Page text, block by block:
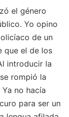
el género
Yo opino
de un
que el de los
introducir la
rompió la
no hacía
para ser un